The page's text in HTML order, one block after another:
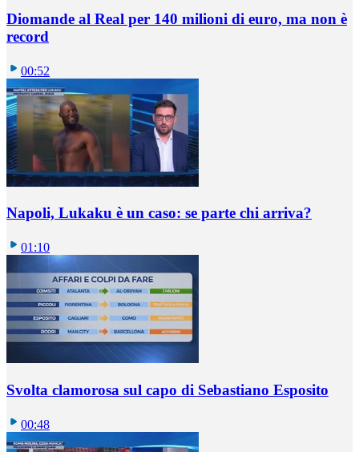
Diomande al Real per 140 milioni di euro, ma non è
record
00:52
Napoli, Lukaku è un caso: se parte chi arriva?
01:10
Svolta clamorosa sul capo di Sebastiano Esposito
00:48